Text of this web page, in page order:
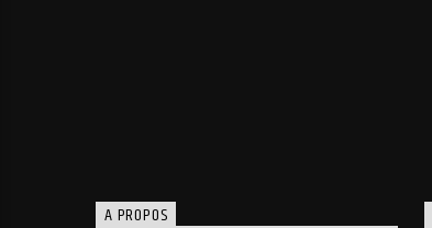
A PROPOS